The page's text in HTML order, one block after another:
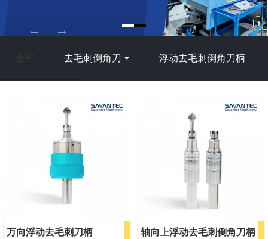
e
去毛刺倒角刀 浮动去毛刺倒角刀柄
万向浮动去毛刺刀柄 轴向上浮动去毛刺倒角刀柄